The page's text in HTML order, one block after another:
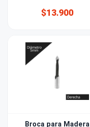
$13.900
Broca para Madera